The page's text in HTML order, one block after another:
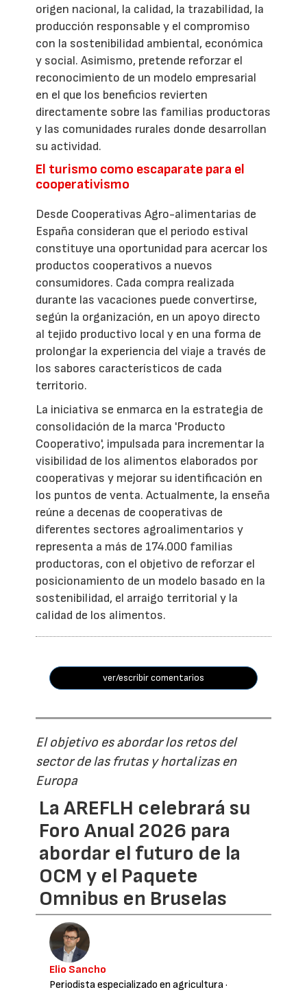
origen nacional, la calidad, la trazabilidad, la
producción responsable y el compromiso
con la sostenibilidad ambiental, económica
y social. Asimismo, pretende reforzar el
reconocimiento de un modelo empresarial
en el que los beneficios revierten
directamente sobre las familias productoras
y las comunidades rurales donde desarrollan
su actividad.
El turismo como escaparate para el
cooperativismo
Desde Cooperativas Agro-alimentarias de
España consideran que el periodo estival
constituye una oportunidad para acercar los
productos cooperativos a nuevos
consumidores. Cada compra realizada
durante las vacaciones puede convertirse,
según la organización, en un apoyo directo
al tejido productivo local y en una forma de
prolongar la experiencia del viaje a través de
los sabores característicos de cada
territorio.
La iniciativa se enmarca en la estrategia de
consolidación de la marca 'Producto
Cooperativo', impulsada para incrementar la
visibilidad de los alimentos elaborados por
cooperativas y mejorar su identificación en
los puntos de venta. Actualmente, la enseña
reúne a decenas de cooperativas de
diferentes sectores agroalimentarios y
representa a más de 174.000 familias
productoras, con el objetivo de reforzar el
posicionamiento de un modelo basado en la
sostenibilidad, el arraigo territorial y la
calidad de los alimentos.
ver/escribir comentarios
El objetivo es abordar los retos del
sector de las frutas y hortalizas en
Europa
La AREFLH celebrará su
Foro Anual 2026 para
abordar el futuro de la
OCM y el Paquete
Omnibus en Bruselas
Elio Sancho
Periodista especializado en agricultura·